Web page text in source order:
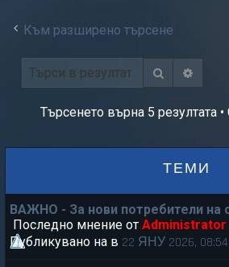
Към разширено търсене
Търсене
Търсенето върна 5 резултата
ТЕМИ
ВАЖНО - За нови потребители на
Последно мнение отAdministrator
Публикувано на в 22 ЯНУ 2026, 08:54